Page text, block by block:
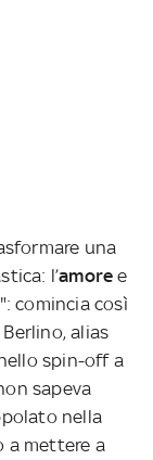
una
l’amore e
": comincia così
alias
spin-off a
sapeva
nella
a mettere a